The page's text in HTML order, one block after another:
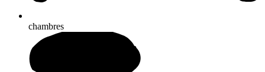
chambres